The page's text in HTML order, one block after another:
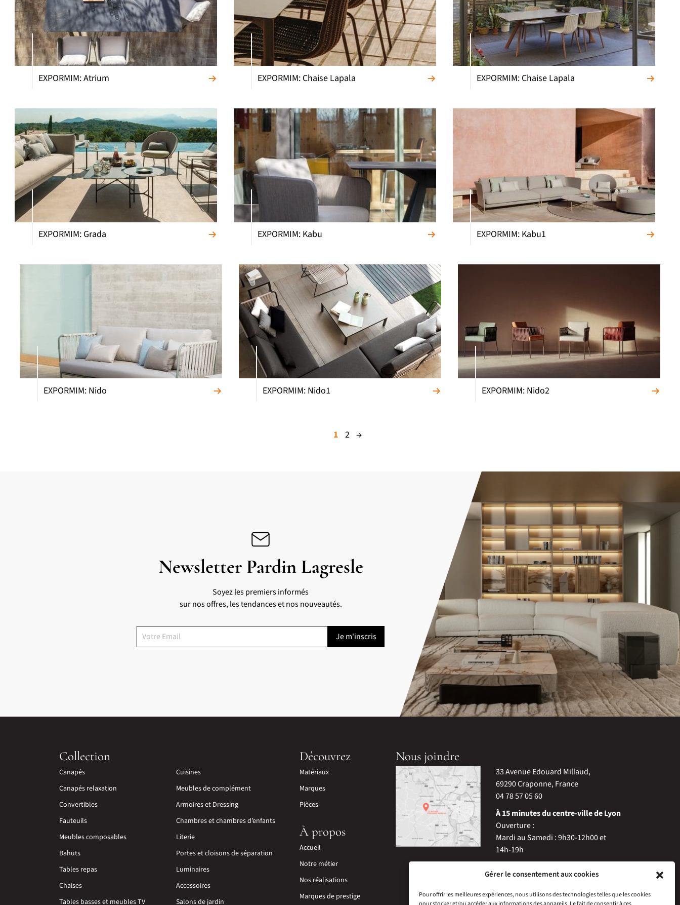
Gérer le consentement aux cookies
Pour offrir les meilleures expériences, nous utilisons des technologies telles que les cookies
EXPORMIM: Atrium EXPORMIM: Chaise Lapala EXPORMIM: Chaise Lapala
EXPORMIM: Grada EXPORMIM: Kabu EXPORMIM: Kabu1
EXPORMIM: Nido EXPORMIM: Nido1 EXPORMIM: Nido2
1 2 →
Newsletter Pardin Lagresle
Soyez les premiers informés
sur nos offres, les tendances et nos nouveautés.
Collection
Canapés
Canapés relaxation
Convertibles
Fauteuils
Meubles composables
Bahuts
Tables repas
Chaises
Tables basses et meubles TV
Cuisines
Meubles de complément
Armoires et Dressing
Chambres et chambres d’enfants
Literie
Portes et cloisons de séparation
Luminaires
Accessoires
Salons de jardin
Découvrez
Matériaux
Marques
Pièces
À propos
Accueil
Notre métier
Nos réalisations
Marques de prestige
Nous joindre
33 Avenue Edouard Millaud,
69290 Craponne, France
04 78 57 05 60
À 15 minutes du centre-ville de Lyon
Ouverture :
Mardi au Samedi : 9h30-12h00 et
14h-19h